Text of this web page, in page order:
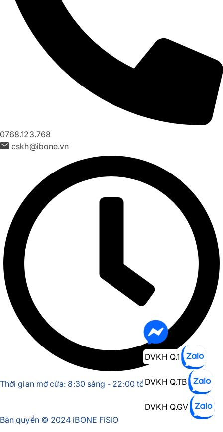
0768.123.768
cskh@ibone.vn
Thời gian mở cửa: 8:30 sáng - 22:00 tối
Bản quyền © 2024 iBONE FiSiO
DVKH Q.1
DVKH Q.TB
DVKH Q.GV